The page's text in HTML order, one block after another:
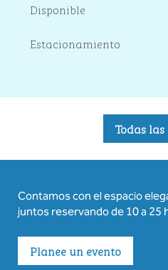
Disponible
Estacionamiento
Todas
Contamos con el espacio
juntos reservando de 10 a 25
Planee un evento